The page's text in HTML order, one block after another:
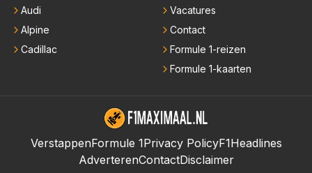
Audi
Alpine
Cadillac
Vacatures
Contact
Formule 1-reizen
Formule 1-kaarten
VerstappenFormule 1Privacy PolicyF1Headlines
AdverterenContactDisclaimer